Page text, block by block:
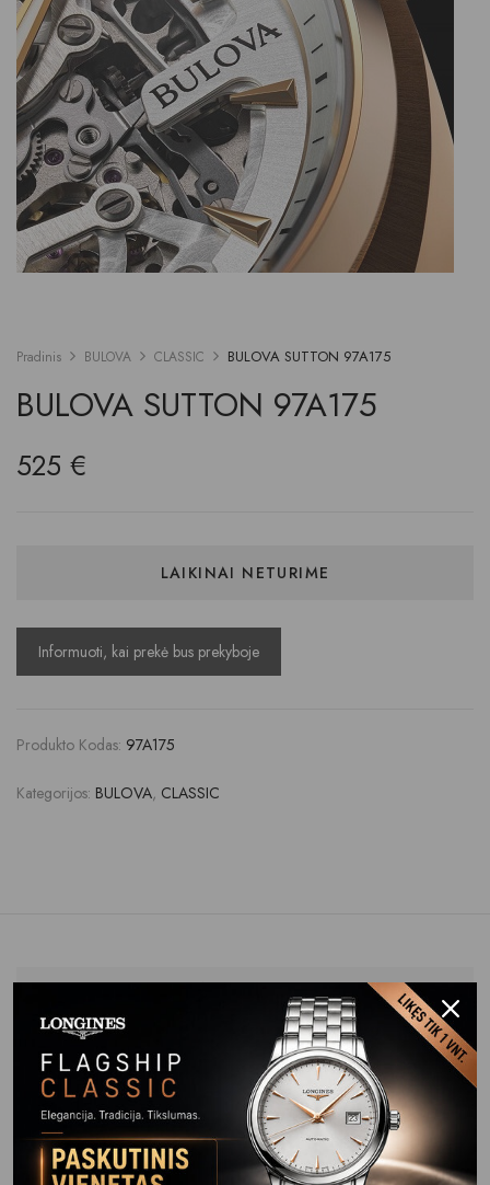
Pradinis BULOVA CLASSIC BULOVA SUTTON 97A175
BULOVA SUTTON 97A175
525 €
LAIKINAI NETURIME
Produkto Kodas: 97A175
Kategorijos: BULOVA, CLASSIC
Aprašymas
Papildoma informacija
Lytis
Vyriški laikrodžiai